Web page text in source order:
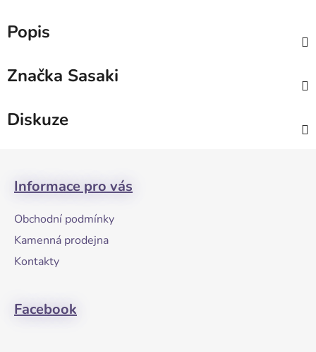
Popis
Značka Sasaki
Diskuze
Informace pro vás
Obchodní podmínky
Kamenná prodejna
Kontakty
Facebook